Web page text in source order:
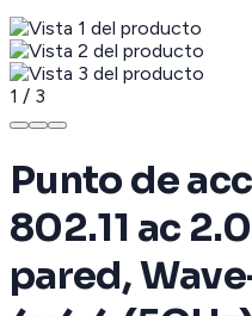
1 / 3
Punto de
802.11 ac
pared,